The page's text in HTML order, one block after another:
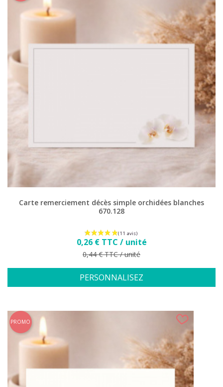
(11 avis)
Carte remerciement décès simple orchidées blanches
670.128
Prix
0,26 € TTC / unité
Prix de base
0,44 € TTC / unité
PERSONNALISEZ
PROMO